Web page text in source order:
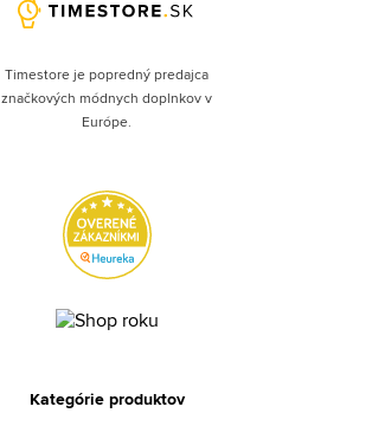
Timestore je popredný predajca
značkových módnych doplnkov v
Európe.
Kategórie produktov